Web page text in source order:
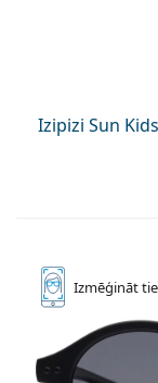
Izipizi Sun
Izmēģināt